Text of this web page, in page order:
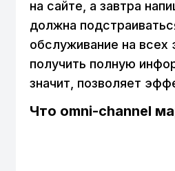
на сайте, а завтра
должна
обслуживание на всех
получить полную
значит, позволяет
Что omni-channel